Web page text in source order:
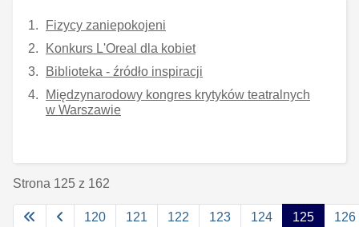
Fizycy zaniepokojeni
Konkurs L'Oreal dla kobiet
Biblioteka - źródło inspiracji
Międzynarodowy kongres krytyków teatralnych
w Warszawie
Strona 125 z 162
120 121 122 123 124 125 126